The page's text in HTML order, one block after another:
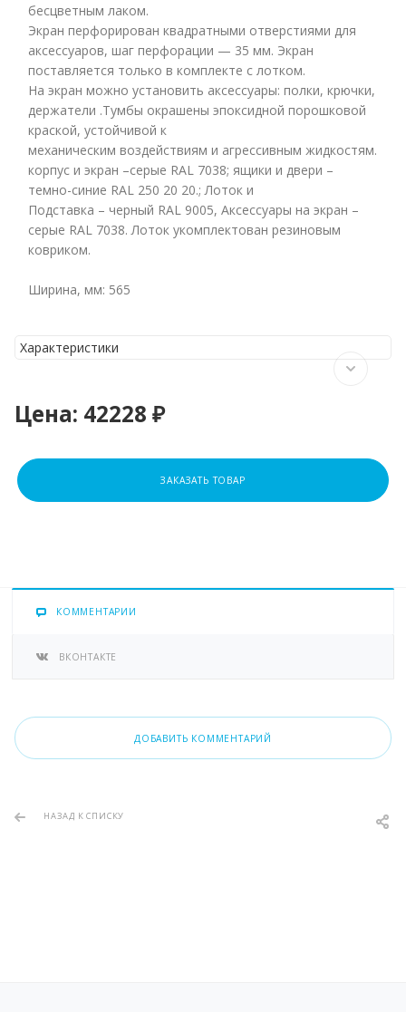
бесцветным лаком.
Экран перфорирован квадратными отверстиями для
аксессуаров, шаг перфорации — 35 мм. Экран
поставляется только в комплекте с лотком.
На экран можно установить аксессуары: полки, крючки,
держатели .Тумбы окрашены эпоксидной порошковой
краской, устойчивой к
механическим воздействиям и агрессивным жидкостям.
корпус и экран –серые RAL 7038; ящики и двери –
темно-синие RAL 250 20 20.; Лоток и
Подставка – черный RAL 9005, Аксессуары на экран –
серые RAL 7038. Лоток укомплектован резиновым
ковриком.
Ширина, мм: 565
Характеристики
Цена: 42228 ₽
ЗАКАЗАТЬ ТОВАР
КОММЕНТАРИИ
ВКОНТАКТЕ
ДОБАВИТЬ КОММЕНТАРИЙ
НАЗАД К СПИСКУ